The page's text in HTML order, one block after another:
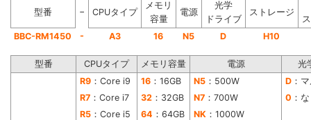
型番 − CPUタイプ
メモリ
容量
電源
光学
ドライブ
ストレージ
BBC-RM1450
- A3 16 N5 D H10
型番 CPUタイプ メモリ容量 電源 光
R9 ：Core i9 16 ：16GB N5 ：500W D ：
R7 ：Core i7 32 ：32GB N7 ：700W 0 ：
R5 ：Core i5 64 ：64GB NK ：1000W